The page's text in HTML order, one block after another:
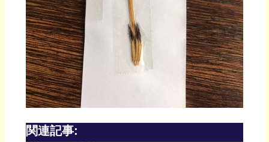
関連記事: